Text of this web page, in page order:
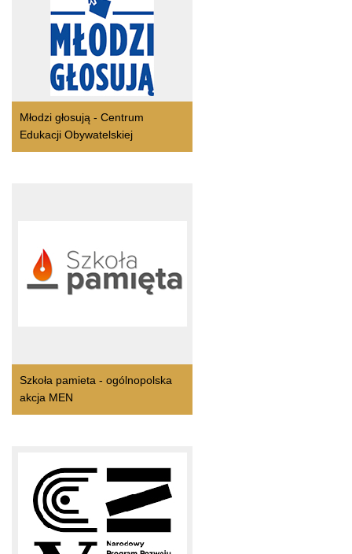
Młodzi głosują - Centrum
Edukacji Obywatelskiej
Szkoła pamieta - ogólnopolska
akcja MEN